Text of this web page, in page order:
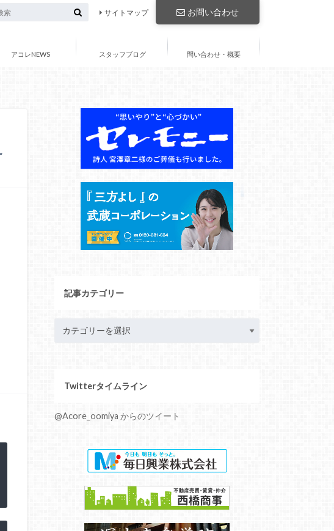
お問い合わせ
サイトマップ
アコレNEWS スタッフブログ 問い合わせ・概要
記事カテゴリー
Twitterタイムライン
@Acore_oomiya からのツイート